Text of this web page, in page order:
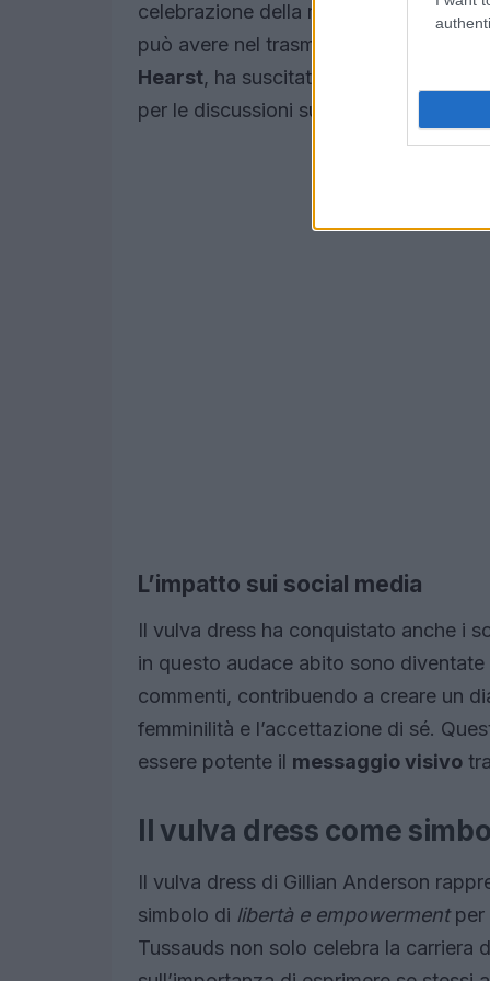
celebrazione della moda, ma anche
può avere nel trasmettere messaggi
Hearst, ha suscitato un grande
per le discussioni sulla
diversità e
L’impatto sui social media
Il vulva dress ha conquistato anche i
in questo audace abito sono
commenti, contribuendo a creare un
femminilità e l’accettazione di sé.
essere potente il messaggio visivo
Il vulva dress come
Il vulva dress di Gillian Anderson
simbolo di libertà e empowermentper
Tussauds non solo celebra la carriera